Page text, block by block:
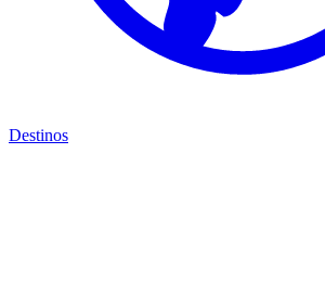
Destinos